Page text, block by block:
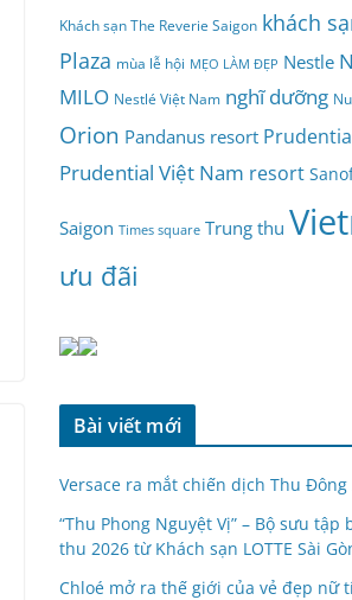
Khách sạn The Reverie Saigon khách
Plaza mùa lễ hội MẸO LÀM ĐẸP Nestle
MILO Nestlé Việt Nam nghĩ dưỡng
Orion Pandanus resort
Prudential Việt Nam resort
Saigon Times square Trung thu
ưu đãi
Bài viết mới
Versace ra mắt chiến dịch Thu Đông
“Thu Phong Nguyệt Vị” – Bộ sưu
thu 2026 từ Khách sạn LOTTE Sài
Chloé mở ra thế giới của vẻ đẹp nữ